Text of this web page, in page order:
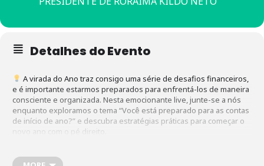
Detalhes do Evento
A virada do Ano traz consigo uma série de desafios financeiros,
e é importante estarmos preparados para enfrentá-los de maneira
consciente e organizada. Nesta emocionante live, junte-se a nós
enquanto exploramos o tema “Você está preparado para as contas
de início de ano?” e descubra estratégias práticas para começar o
novo ano com o pé direito.